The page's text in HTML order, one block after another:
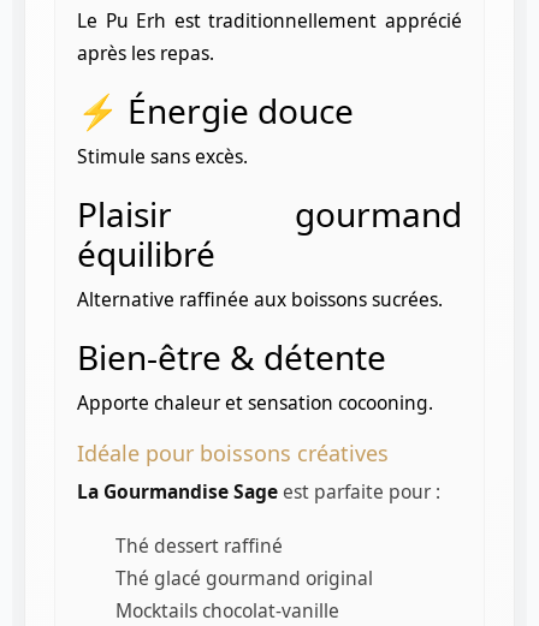
Le Pu Erh est traditionnellement apprécié
après les repas.
⚡ Énergie douce
Stimule sans excès.
Plaisir gourmand
équilibré
Alternative raffinée aux boissons sucrées.
Bien-être & détente
Apporte chaleur et sensation cocooning.
Idéale pour boissons créatives
La Gourmandise Sage est parfaite pour :
Thé dessert raffiné
Thé glacé gourmand original
Mocktails chocolat-vanille